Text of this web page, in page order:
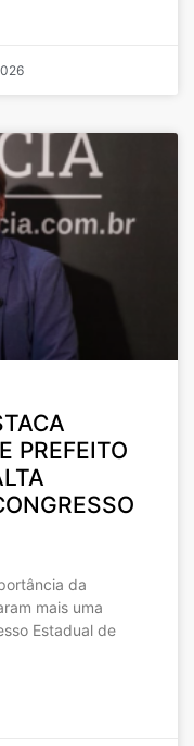
PREFEITO
da
mais uma
Estadual de